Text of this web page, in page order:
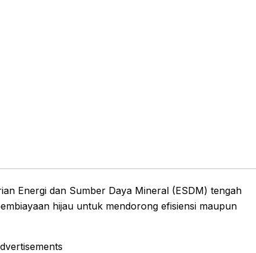
Energi dan Sumber Daya Mineral (ESDM) tengah
hijau untuk mendorong efisiensi maupun